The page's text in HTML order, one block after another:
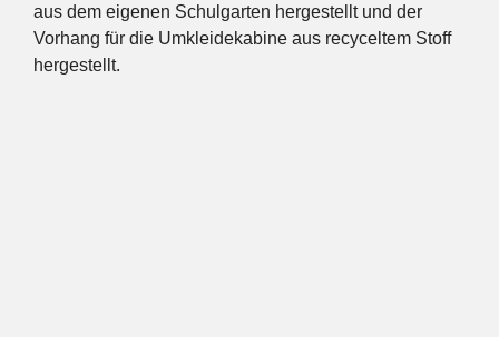
aus dem eigenen Schulgarten hergestellt und der
Vorhang für die Umkleidekabine aus recyceltem Stoff
hergestellt.